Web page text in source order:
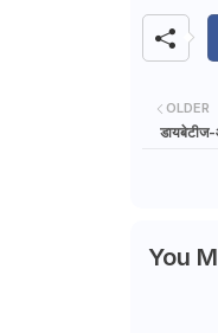
OLDER
डायबेटीज-
You